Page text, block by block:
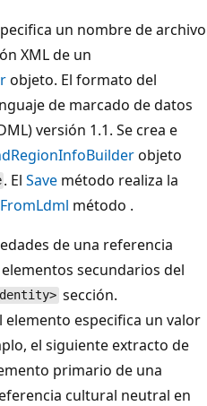
un nombre de archivo
XML de un
objeto. El formato del
de marcado de datos
versión 1.1. Se crea e
objeto
. ElSave método realiza la
método .
de una referencia
secundarios del
sección.
especifica un valor
el siguiente extracto de
primario de una
cultural neutral en